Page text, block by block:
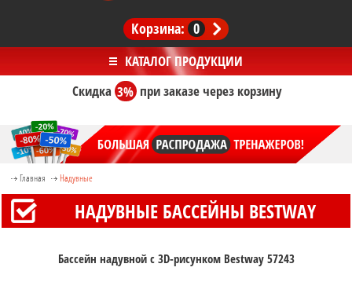
Корзина: 0
Скидка3% при заказечерез корзину
Главная Надувные
НАДУВНЫЕ БАССЕЙНЫ BESTWAY
Бассейн надувной с 3D-рисунком Bestway 57243